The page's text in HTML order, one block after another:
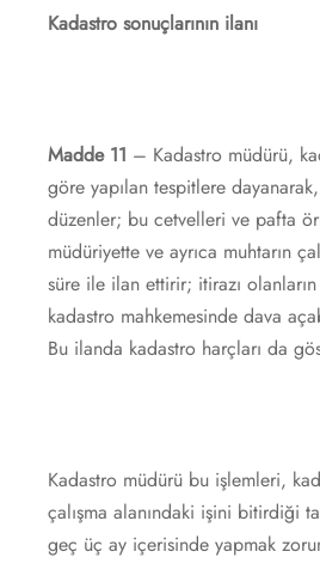
Kadastro sonuçlarının ilanı
Madde 11 – Kadastro müdürü,
göre yapılan tespitlere
düzenler; bu cetvelleri ve pafta
müdüriyette ve ayrıca muhtarın
süre ile ilan ettirir; itirazı
kadastro mahkemesinde dava
Bu ilanda kadastro harçları da
Kadastro müdürü bu işlemleri,
çalışma alanındaki işini bitirdiği
geç üç ay içerisinde yapmak